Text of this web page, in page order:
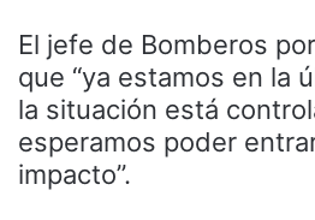
El jefe de Bomberos
que “ya estamos en la
la situación está
esperamos poder
impacto”.